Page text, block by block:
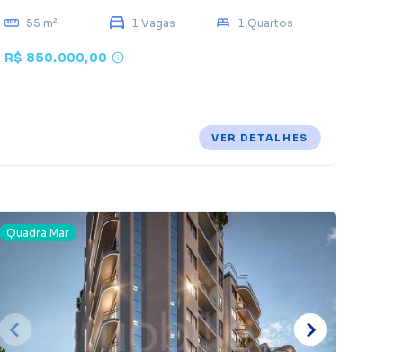
55 m² 1 Vagas 1 Quartos
R$ 850.000,00
VER DETALHES
Quadra Mar